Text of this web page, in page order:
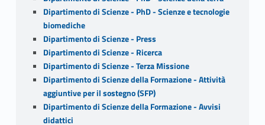
Dipartimento di Scienze - PhD - Scienze e tecnologie
biomediche
Dipartimento di Scienze - Press
Dipartimento di Scienze - Ricerca
Dipartimento di Scienze - Terza Missione
Dipartimento di Scienze della Formazione - Attività
aggiuntive per il sostegno (SFP)
Dipartimento di Scienze della Formazione - Avvisi
didattici